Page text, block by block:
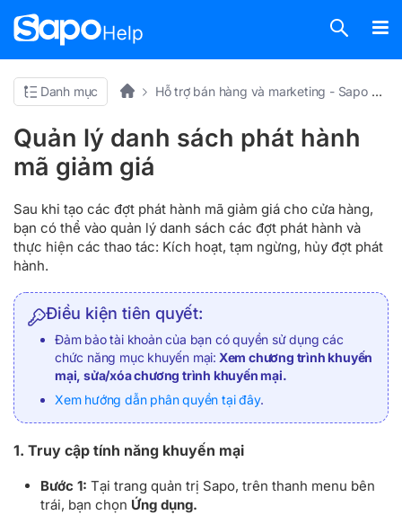
Danh mục Hỗ trợ bán hàng và marketing - Sapo Omni
Quản lý danh sách phát hành
mã giảm giá
Sau khi tạo các đợt phát hành mã giảm giá cho cửa hàng,
bạn có thể vào quản lý danh sách các đợt phát hành và
thực hiện các thao tác: Kích hoạt, tạm ngừng, hủy đợt phát
hành.
Điều kiện tiên quyết:
Đảm bảo tài khoản của bạn có quyền sử dụng các
chức năng mục khuyến mại: Xem chương trình khuyến
mại, sửa/xóa chương trình khuyến mại.
Xem hướng dẫn phân quyền tại đây.
1. Truy cập tính năng khuyến mại
Bước 1: Tại trang quản trị Sapo, trên thanh menu bên
trái, bạn chọn Ứng dụng.